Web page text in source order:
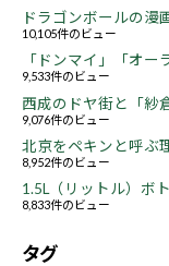
ドラゴンボールの漫
10,105件のビュー
「ドンマイ」「オ
9,533件のビュー
西成のドヤ街と「紗
9,076件のビュー
北京をペキンと呼ぶ
8,952件のビュー
1.5L（リットル）ボ
8,833件のビュー
タグ